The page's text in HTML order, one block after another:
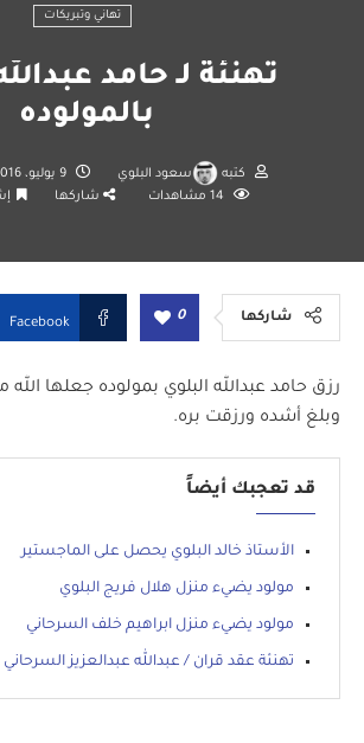
تهاني وتبريكات
تهنئة لـ حامد
بالمولوده
كتبه سعود البلوي 9 يوليو، 2016
14 مشاهدات شاركها
شاركها 0
Facebook
رزق حامد عبدالله البلوي بمولوده جعلها
وبلغ أشده ورزقت بره.
قد تعجبك أيضاً
الأستاذ خالد البلوي يحصل على الماجستير
مولود يضيء منزل هلال فريج البلوي
مولود يضيء منزل ابراهيم خلف السرحاني
تهنئة عقد قران / عبدالله عبدالعزيز السرحاني